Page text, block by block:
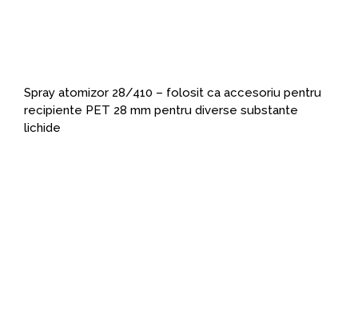
Spray atomizor 28/410 – folosit ca accesoriu pentru
recipiente PET 28 mm pentru diverse substante
lichide